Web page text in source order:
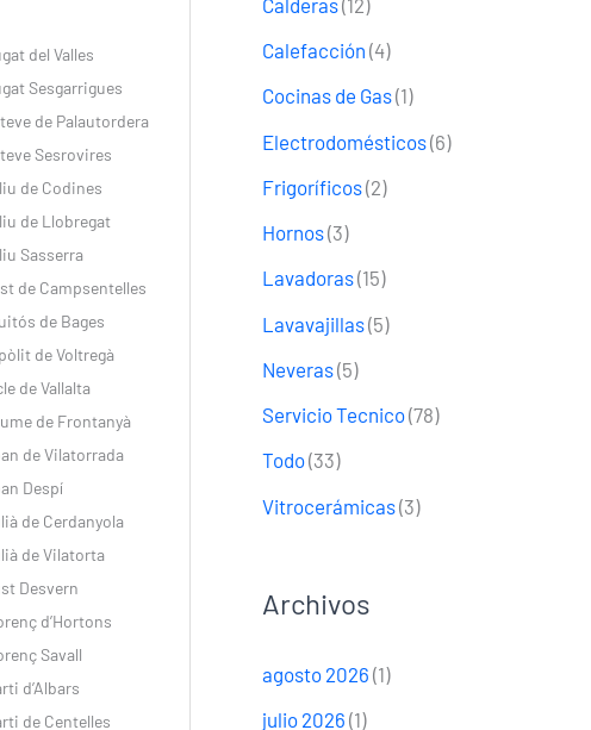
del Valles
Sesgarrigues
de Palautordera
Sesrovires
de Codines
de Llobregat
Sasserra
de Campsentelles
de Bages
de Voltregà
de Vallalta
de Frontanyà
de Vilatorrada
Despí
de Cerdanyola
de Vilatorta
Desvern
d’Hortons
Savall
d’Albars
de Centelles
Calefacción (4)
Cocinas de Gas(1)
Electrodomésticos(6)
Frigoríficos(2)
Hornos(3)
Lavadoras(15)
Lavavajillas(5)
Neveras(5)
Servicio Tecnico(78)
Todo(33)
Vitrocerámicas(3)
Archivos
agosto 2026 (1)
julio 2026 (1)